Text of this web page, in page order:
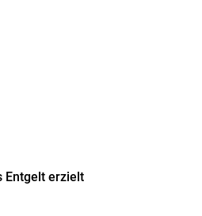
Entgelt erzielt